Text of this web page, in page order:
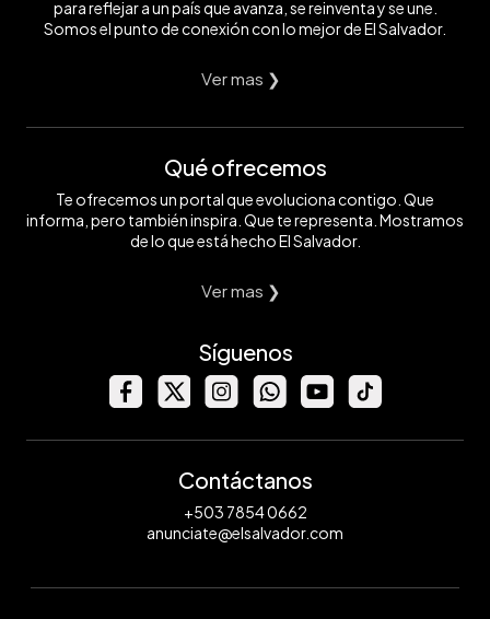
para reflejar a un país que avanza, se reinventa y se une.
Somos el punto de conexión con lo mejor de El Salvador.
Ver mas ❯
Qué ofrecemos
Te ofrecemos un portal que evoluciona contigo. Que
informa, pero también inspira. Que te representa. Mostramos
de lo que está hecho El Salvador.
Ver mas ❯
Síguenos
Contáctanos
+503 7854 0662
anunciate@elsalvador.com